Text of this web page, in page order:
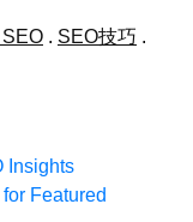
. SEO技巧 .
Insights
Featured